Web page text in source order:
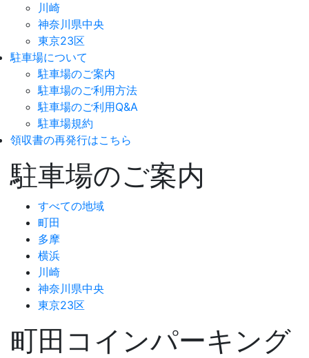
川崎
神奈川県中央
東京23区
駐車場について
駐車場のご案内
駐車場のご利用方法
駐車場のご利用Q&A
駐車場規約
領収書の再発行はこちら
駐車場のご案内
すべての地域
町田
多摩
横浜
川崎
神奈川県中央
東京23区
町田コインパーキング